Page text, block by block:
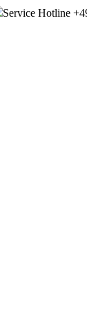
Service Hotline